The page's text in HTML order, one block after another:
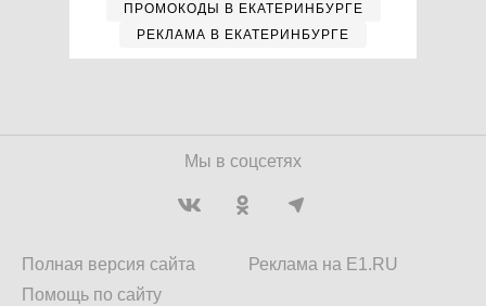
ПРОМОКОДЫ В ЕКАТЕРИНБУРГЕ
РЕКЛАМА В ЕКАТЕРИНБУРГЕ
Мы в соцсетях
Полная версия сайта
Помощь по сайту
Реклама на E1.RU